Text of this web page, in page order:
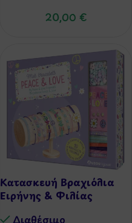
20,00 €
Κατασκευή Βραχιόλια
Ειρήνης & Φιλίας
Διαθέσιμo